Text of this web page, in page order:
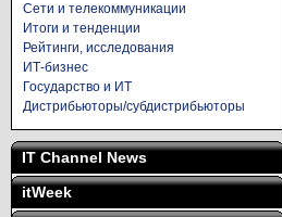
Сети и телекоммуникации
Итоги и тенденции
Рейтинги, исследования
ИТ-бизнес
Государство и ИТ
Дистрибьюторы/субдистрибьюторы
IT Channel News
itWeek